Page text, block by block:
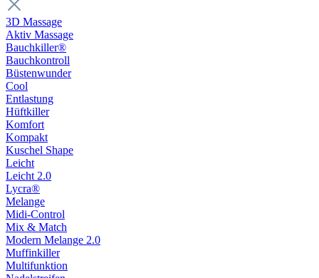
3D Massage
Aktiv Massage
Bauchkiller®
Bauchkontroll
Büstenwunder
Cool
Entlastung
Hüftkiller
Komfort
Kompakt
Kuschel Shape
Leicht
Leicht 2.0
Lycra®
Melange
Midi-Control
Mix & Match
Modern Melange 2.0
Muffinkiller
Multifunktion